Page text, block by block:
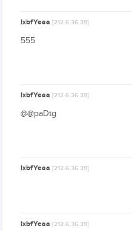
lxbfYeaa[212.6.36.39]
555
lxbfYeaa[212.6.36.39]
@@paDtg
lxbfYeaa[212.6.36.39]
lxbfYeaa[212.6.36.39]